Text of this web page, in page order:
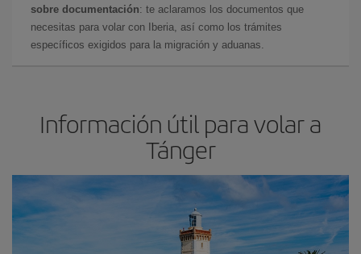
sobre documentación: te aclaramos los documentos que
necesitas para volar con Iberia, así como los trámites
específicos exigidos para la migración y aduanas.
Información útil para volar a
Tánger